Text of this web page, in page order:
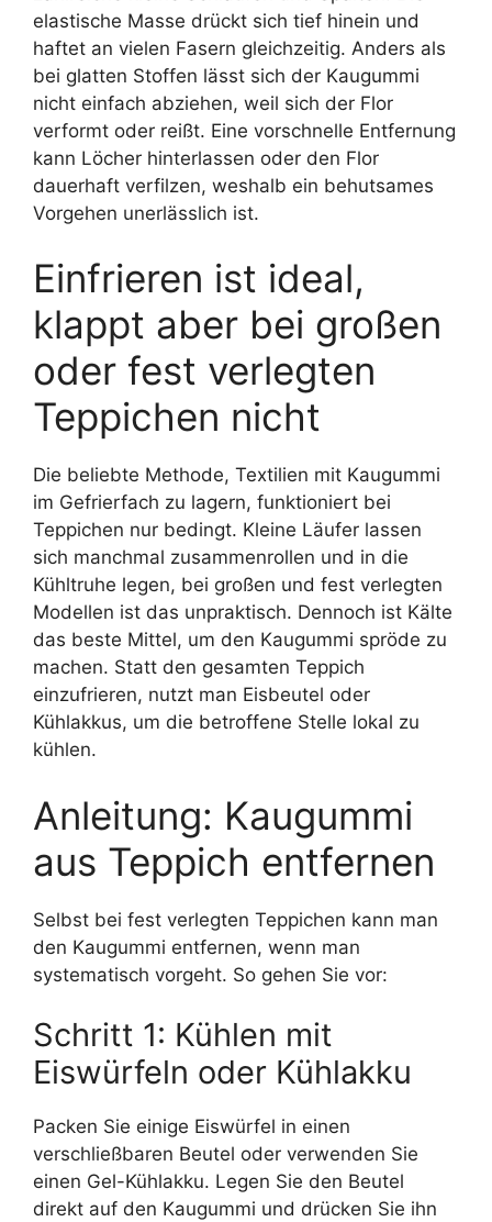
elastische Masse drückt sich tief hinein und
haftet an vielen Fasern gleichzeitig. Anders als
bei glatten Stoffen lässt sich der Kaugummi
nicht einfach abziehen, weil sich der Flor
verformt oder reißt. Eine vorschnelle Entfernung
kann Löcher hinterlassen oder den Flor
dauerhaft verfilzen, weshalb ein behutsames
Vorgehen unerlässlich ist.
Einfrieren ist ideal,
klappt aber bei großen
oder fest verlegten
Teppichen nicht
Die beliebte Methode, Textilien mit Kaugummi
im Gefrierfach zu lagern, funktioniert bei
Teppichen nur bedingt. Kleine Läufer lassen
sich manchmal zusammenrollen und in die
Kühltruhe legen, bei großen und fest verlegten
Modellen ist das unpraktisch. Dennoch ist Kälte
das beste Mittel, um den Kaugummi spröde zu
machen. Statt den gesamten Teppich
einzufrieren, nutzt man Eisbeutel oder
Kühlakkus, um die betroffene Stelle lokal zu
kühlen.
Anleitung: Kaugummi
aus Teppich entfernen
Selbst bei fest verlegten Teppichen kann man
den Kaugummi entfernen, wenn man
systematisch vorgeht. So gehen Sie vor:
Schritt 1: Kühlen mit
Eiswürfeln oder Kühlakku
Packen Sie einige Eiswürfel in einen
verschließbaren Beutel oder verwenden Sie
einen Gel-Kühlakku. Legen Sie den Beutel
direkt auf den Kaugummi und drücken Sie ihn